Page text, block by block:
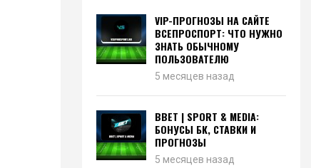
VIP-ПРОГНОЗЫ НА САЙТЕ
ВСЕПРОСПОРТ: ЧТО НУЖНО
ЗНАТЬ ОБЫЧНОМУ
ПОЛЬЗОВАТЕЛЮ
5 месяцев назад
BBET | SPORT & MEDIA:
БОНУСЫ БК, СТАВКИ И
ПРОГНОЗЫ
5 месяцев назад